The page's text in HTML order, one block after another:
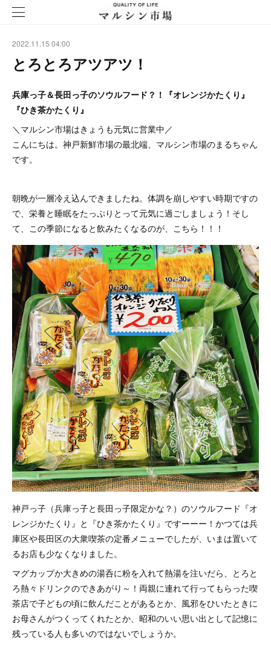
2022.11.15 04:00
とろとろアツアツ！
兵庫っ子＆長田っ子のソウルフード？！『オレンジかたくり』
『ひき茶かたくり』
＼マルシン市場はきょうも元気に営業中／
こんにちは。神戸新鮮市場の最北端、マルシン市場のまるちゃん
です。
朝晩が一層冷え込んできましたね。体調を崩しやすい時期ですの
で、栄養と睡眠をたっぷりとって元気に過ごしましょう！そし
て、この季節になると飲みたくなるのが、こちら！！！
神戸っ子（兵庫っ子と長田っ子限定かな？）のソウルフード『オ
レンジかたくり』と『ひき茶かたくり』ですーーー！かつては兵
庫区や長田区の大衆喫茶の定番メニューでしたが、いまは置いて
るお店も少なくなりました。
マグカップか大きめの湯呑に粉を入れて熱湯を注いだら、とろと
ろ熱々ドリンクのできあがり～！両親に連れて行ってもらった喫
茶店で子どもの頃に飲んだことがあるとか、風邪をひいたときに
お母さんがつくってくれたとか、昭和のいい思い出として記憶に
残っている人も多いのではないでしょうか。